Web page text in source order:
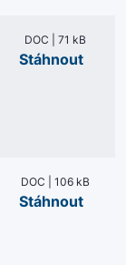
DOC | 71 kB
Stáhnout
DOC | 106 kB
Stáhnout